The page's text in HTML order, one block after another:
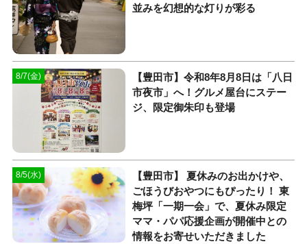
並みを幻想的な灯りが彩る
8/7(金)
【豊田市】令和8年8月8日は「八日
市夜市」へ！グルメ屋台にステー
ジ、限定御朱印も登場
8/5(水)
【豊田市】 夏休みのお出かけや、
ごほうびおやつにもぴったり！ 東
梅坪「一期一会」で、夏休み限定
ママ・パパ応援企画が開催中との
情報をお寄せいただきました